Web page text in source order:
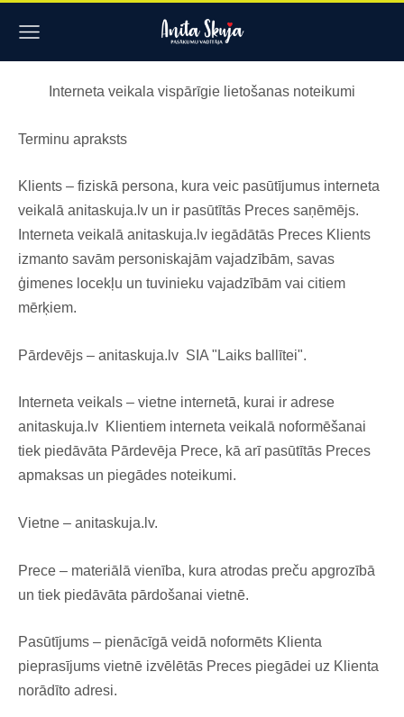
Interneta veikala vispārīgie lietošanas noteikumi
Terminu apraksts
Klients – fiziskā persona, kura veic pasūtījumus interneta
veikalā anitaskuja.lv un ir pasūtītās Preces saņēmējs.
Interneta veikalā anitaskuja.lv iegādātās Preces Klients
izmanto savām personiskajām vajadzībām, savas
ģimenes locekļu un tuvinieku vajadzībām vai citiem
mērķiem.
Pārdevējs – anitaskuja.lv SIA "Laiks ballītei".
Interneta veikals – vietne internetā, kurai ir adrese
anitaskuja.lv Klientiem interneta veikalā noformēšanai
tiek piedāvāta Pārdevēja Prece, kā arī pasūtītās Preces
apmaksas un piegādes noteikumi.
Vietne – anitaskuja.lv.
Prece – materiālā vienība, kura atrodas preču apgrozībā
un tiek piedāvāta pārdošanai vietnē.
Pasūtījums – pienācīgā veidā noformēts Klienta
pieprasījums vietnē izvēlētās Preces piegādei uz Klienta
norādīto adresi.